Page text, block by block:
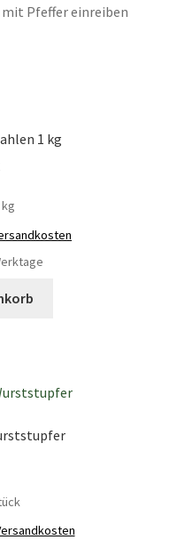
mit Pfeffer einreiben
1 kg
kg